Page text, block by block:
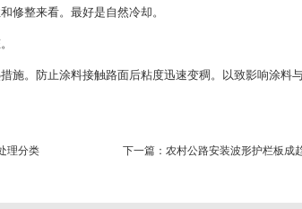
整来看。最好是自然冷却。
。防止涂料接触路面后粘度迅速变稠。以致影响涂料与
理分类 下一篇： 农村公路安装波形护栏板成